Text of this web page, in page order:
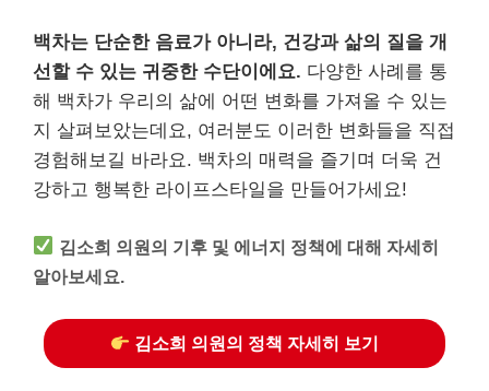
백차는 단순한 음료가 아니라, 건강과 삶의 질을 개
선할 수 있는 귀중한 수단이에요. 다양한 사례를 통
해 백차가 우리의 삶에 어떤 변화를 가져올 수 있는
지 살펴보았는데요, 여러분도 이러한 변화들을 직접
경험해보길 바라요. 백차의 매력을 즐기며 더욱 건
강하고 행복한 라이프스타일을 만들어가세요!
김소희 의원의 기후 및 에너지 정책에 대해 자세히
알아보세요.
김소희 의원의 정책 자세히 보기